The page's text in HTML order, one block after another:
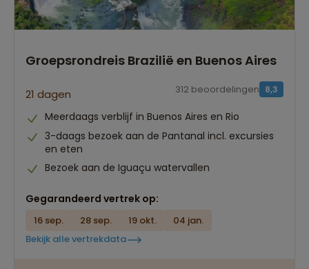
Best beoordeelde reisroutes
Groepsrondreis Brazilië en Buenos Aires
21 dagen 8,3
312 beoordelingen
Meerdaags verblijf in Buenos Aires en Rio
3-daags bezoek aan de Pantanal incl. excursies
en eten
Bezoek aan de Iguaçu watervallen
Gegarandeerd vertrek op:
16 sep. 28 sep. 19 okt.
04 jan.
Bekijk alle vertrekdata